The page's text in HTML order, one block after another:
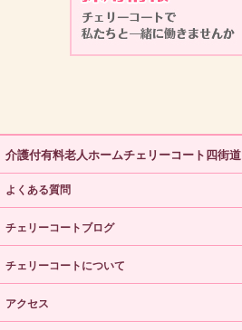
介護付有料老人ホームチェリーコート四街道
よくある質問
チェリーコートブログ
チェリーコートについて
アクセス